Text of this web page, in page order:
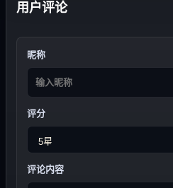
用户评论
昵称
评分
评论内容